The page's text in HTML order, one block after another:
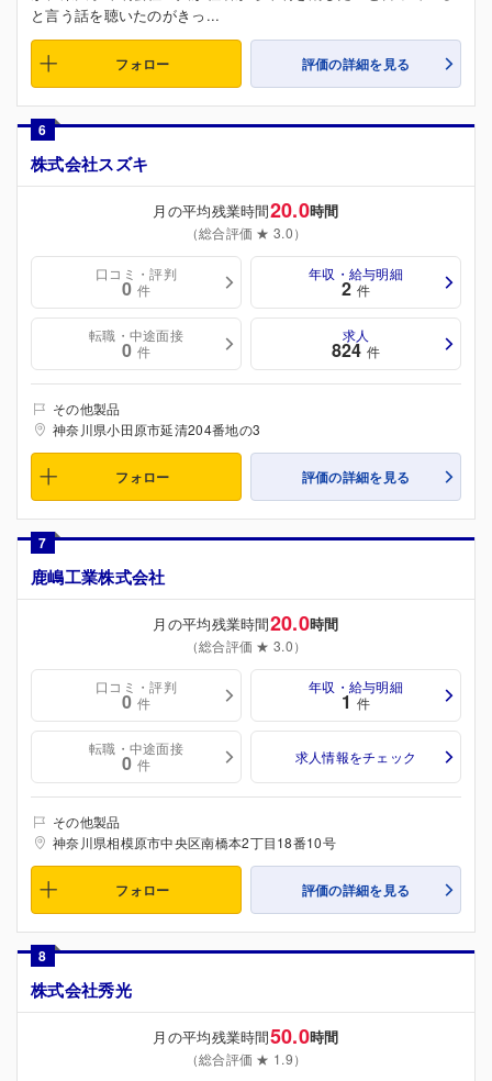
と言う話を聴いたのがきっ...
フォロー 評価の詳細を見る
6
株式会社スズキ
月の平均残業時間20.0時間
（総合評価 ★ 3.0）
口コミ・評判
0 件
年収・給与明細
2 件
転職・中途面接
0 件
求人
824 件
その他製品
神奈川県小田原市延清204番地の3
フォロー 評価の詳細を見る
7
鹿嶋工業株式会社
月の平均残業時間20.0時間
（総合評価 ★ 3.0）
口コミ・評判
0 件
年収・給与明細
1 件
転職・中途面接
0 件 求人情報をチェック
その他製品
神奈川県相模原市中央区南橋本2丁目18番10号
フォロー 評価の詳細を見る
8
株式会社秀光
月の平均残業時間50.0時間
（総合評価 ★ 1.9）